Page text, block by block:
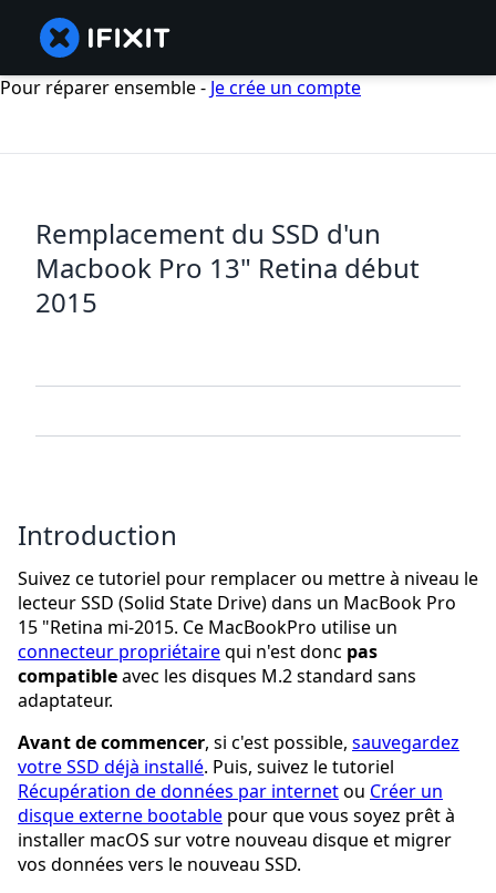
Pour réparer ensemble - Je crée un compte
Remplacement du SSD d'un
Macbook Pro 13" Retina début
2015
Introduction
Suivez ce tutoriel pour remplacer ou mettre à niveau le
lecteur SSD (Solid State Drive) dans un MacBook Pro
15 "Retina mi-2015. Ce MacBookPro utilise un
connecteur propriétairequi n'est donc pas
compatibleavec les disques M.2 standard sans
adaptateur.
Avant de commencer, si c'est possible, sauvegardez
votre SSD déjà installé. Puis, suivez le tutoriel
Récupération de données par internetou Créer un
disque externe bootable pour que vous soyez prêt à
installer macOS sur votre nouveau disque et migrer
vos données vers le nouveau SSD.